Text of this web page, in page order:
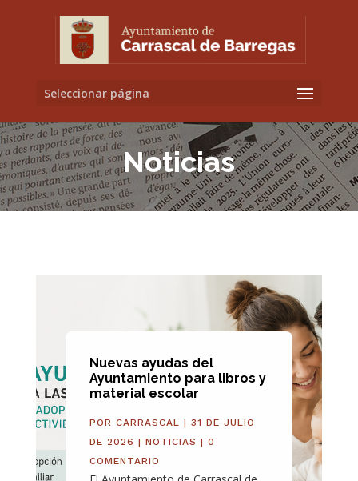
Seleccionar página
Noticias
Nuevas ayudas del
Ayuntamiento para libros y
material escolar
PORCARRASCAL |31 DE JULIO
DE 2026 |NOTICIAS | 0
COMENTARIO